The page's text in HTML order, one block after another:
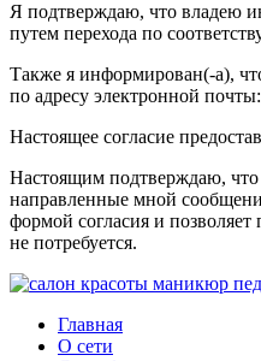
Я подтверждаю, что владею
путем перехода по
Также я информирован(-а),
по адресу электронной почты:
Настоящее согласие
Настоящим подтверждаю, что
направленные мной
формой согласия и позволяет
не потребуется.
Главная
О сети